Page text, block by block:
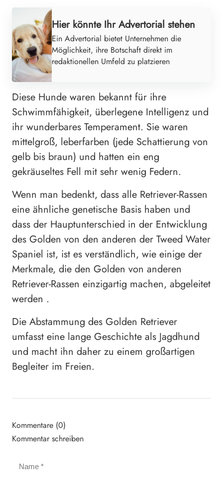
Hier könnte Ihr Advertorial stehen
Ein Advertorial bietet Unternehmen die
Möglichkeit, ihre Botschaft direkt im
redaktionellen Umfeld zu platzieren
Diese Hunde waren bekannt für ihre
Schwimmfähigkeit, überlegene Intelligenz und
ihr wunderbares Temperament. Sie waren
mittelgroß, leberfarben (jede Schattierung von
gelb bis braun) und hatten ein eng
gekräuseltes Fell mit sehr wenig Federn.
Wenn man bedenkt, dass alle Retriever-Rassen
eine ähnliche genetische Basis haben und
dass der Hauptunterschied in der Entwicklung
des Golden von den anderen der Tweed Water
Spaniel ist, ist es verständlich, wie einige der
Merkmale, die den Golden von anderen
Retriever-Rassen einzigartig machen, abgeleitet
werden .
Die Abstammung des Golden Retriever
umfasst eine lange Geschichte als Jagdhund
und macht ihn daher zu einem großartigen
Begleiter im Freien.
Kommentare (0)
Kommentar schreiben